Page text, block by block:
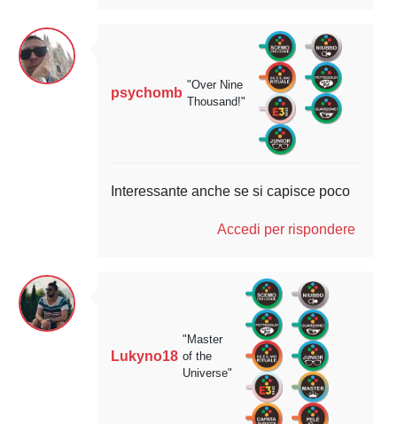
psychomb
"Over Nine
Thousand!"
Interessante anche se si capisce poco
Accedi per rispondere
Lukyno18
"Master
of the
Universe"